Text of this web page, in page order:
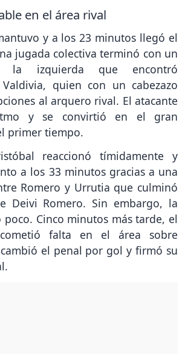
en el área rival
y a los 23 minutos llegó el
jugada colectiva terminó con un
la izquierda que encontró
quien con un cabezazo
al arquero rival. El atacante
y se convirtió en el gran
primer tiempo.
reaccionó tímidamente y
a los 33 minutos gracias a una
Romero y Urrutia que culminó
Deivi Romero. Sin embargo, la
Cinco minutos más tarde, el
falta en el área sobre
el penal por gol y firmó su